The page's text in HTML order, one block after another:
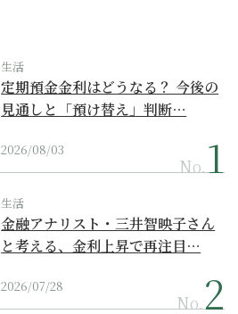
生活
定期預金金利はどうなる？ 今後の
見通しと「預け替え」判断…
2026/08/03
No.
生活
金融アナリスト・三井智映子さん
と考える、金利上昇で再注目…
2026/07/28
No.